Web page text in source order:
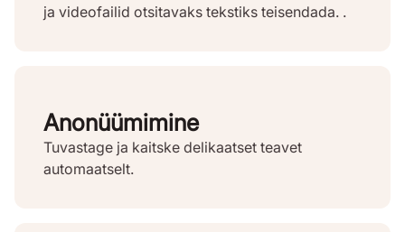
ja videofailid otsitavaks tekstiks teisendada. .
Anonüümimine
Tuvastage ja kaitske delikaatset teavet
automaatselt.